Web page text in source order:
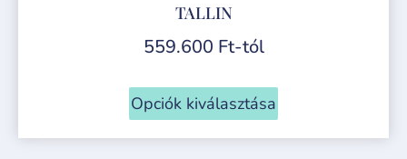
TALLIN
559.600 Ft-tól
Opciók kiválasztása